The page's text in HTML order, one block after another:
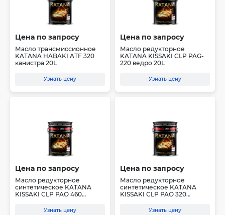
Цена по запросу
Масло трансмиссионное
KATANA HABAKI ATF 320
канистра 20L
Узнать цену
Цена по запросу
Масло редукторное
KATANA KISSAKI CLP PAG-
220 ведро 20L
Узнать цену
Цена по запросу
Масло редукторное
синтетическое KATANA
KISSAKI CLP PAO 460
Узнать цену
Цена по запросу
Масло редукторное
синтетическое KATANA
KISSAKI CLP PAO 320
Узнать цену